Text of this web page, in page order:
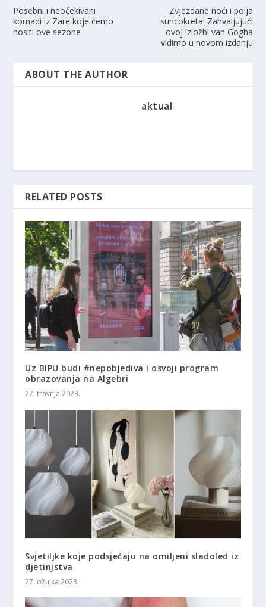
Posebni i neočekivani
komadi iz Zare koje ćemo
nositi ove sezone
Zvjezdane noći i polja
suncokreta: Zahvaljujući
ovoj izložbi van Gogha
vidimo u novom izdanju
ABOUT THE AUTHOR
aktual
RELATED POSTS
Uz BIPU budi #nepobjediva i osvoji program
obrazovanja na Algebri
27. travnja 2023.
Svjetiljke koje podsjećaju na omiljeni sladoled iz
djetinjstva
27. ožujka 2023.